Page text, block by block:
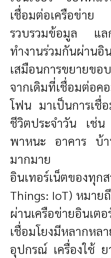
เชื่อมต่อเครือข่า
รวบรวมข้อมูล แ
ทำงานร่วมกันผ่านอิ
เสมือนการขยายขอ
จากเดิมที่เชื่อมต่อค
โฟน มาเป็นการเชื่
ชีวิตประจำวัน เช่
พาหนะ อาคาร บ้
มากมาย
อินเทอร์เน็ตของทุ
Things: IoT) หมาย
ผ่านเครือข่ายอินเ
เชื่อมโยงมีหลากห
อุปกรณ์ เครื่องใช้